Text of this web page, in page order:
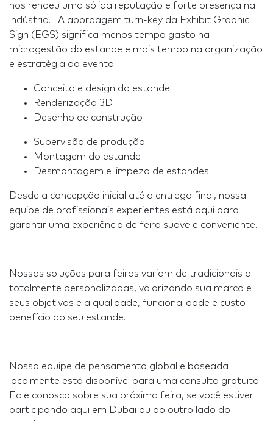
nos rendeu uma sólida reputação e forte presença na
indústria. A abordagem turn-key da Exhibit Graphic
Sign (EGS) significa menos tempo gasto na
microgestão do estande e mais tempo na organização
e estratégia do evento:
Conceito e design do estande
Renderização 3D
Desenho de construção
Supervisão de produção
Montagem do estande
Desmontagem e limpeza de estandes
Desde a concepção inicial até a entrega final, nossa
equipe de profissionais experientes está aqui para
garantir uma experiência de feira suave e conveniente.
Nossas soluções para feiras variam de tradicionais a
totalmente personalizadas, valorizando sua marca e
seus objetivos e a qualidade, funcionalidade e custo-
benefício do seu estande.
Nossa equipe de pensamento global e baseada
localmente está disponível para uma consulta gratuita.
Fale conosco sobre sua próxima feira, se você estiver
participando aqui em Dubai ou do outro lado do